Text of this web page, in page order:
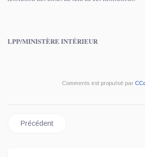
LPP/MINISTÈRE INTÉRIEUR
Comments est propulsé par
Article précédent : KONGO CENTRAL
Précédent